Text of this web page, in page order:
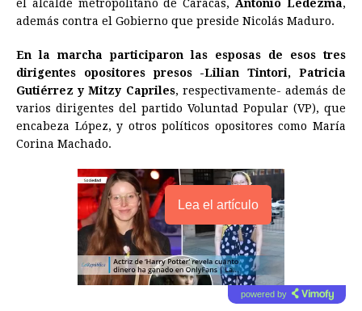
el alcalde metropolitano de Caracas, Antonio Ledezma,
además contra el Gobierno que preside Nicolás Maduro.
En la marcha participaron las esposas de esos tres
dirigentes opositores presos -Lilian Tintori, Patricia
Gutiérrez y Mitzy Capriles, respectivamente- además de
varios dirigentes del partido Voluntad Popular (VP), que
encabeza López, y otros políticos opositores como María
Corina Machado.
Lea el artículo
powered by